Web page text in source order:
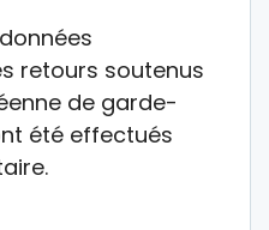
retours soutenus
de garde-
été effectués